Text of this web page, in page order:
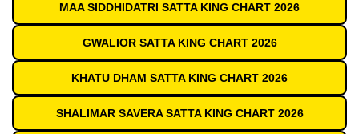
MAA SIDDHIDATRI SATTA KING CHART 2026
GWALIOR SATTA KING CHART 2026
KHATU DHAM SATTA KING CHART 2026
SHALIMAR SAVERA SATTA KING CHART 2026